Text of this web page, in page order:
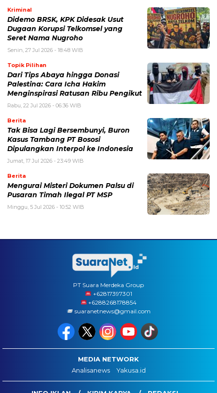
Kriminal
Didemo BRSK, KPK Didesak Usut
Dugaan Korupsi Telkomsel yang
Seret Nama Nugroho
Senin, 27 Jul 2026 - 18:48 WIB
Topik Pilihan
Dari Tips Abaya hingga Donasi
Palestina: Cara Icha Hakim
Menginspirasi Ratusan Ribu Pengikut
Rabu, 22 Jul 2026 - 06:36 WIB
Berita
Tak Bisa Lagi Bersembunyi, Buron
Kasus Tambang PT Bososi
Dipulangkan Interpol ke Indonesia
Jumat, 17 Jul 2026 - 23:49 WIB
Berita
Mengurai Misteri Dokumen Palsu di
Pusaran Timah Ilegal PT MSP
Minggu, 5 Jul 2026 - 10:52 WIB
PT Suara Merdeka Group
‪+62817397301
+6288268178854
suaranetnews@gmail.com
MEDIA NETWORK
Analisanews
Yakusa.id